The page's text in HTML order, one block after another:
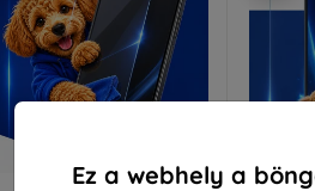
Ez a webhely a